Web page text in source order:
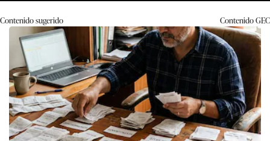
Contenido sugerido ContenidoGEC